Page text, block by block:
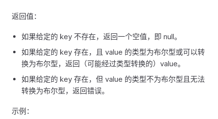
返回值：
如果给定的 key 不存在，返回一个空值，即 null。
如果给定的 key 存在，且 value 的类型为布尔型或可以转
换为布尔型，返回（可能经过类型转换的）value。
如果给定的 key 存在，但 value 的类型不为布尔型且无法
转换为布尔型，返回错误。
示例：